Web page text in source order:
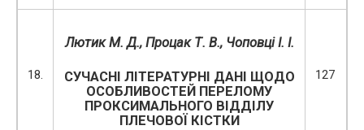
18.
Лютик М. Д., Процак Т. В., Чоповці І. І.
СУЧАСНІ ЛІТЕРАТУРНІ ДАНІ ЩОДО
ОСОБЛИВОСТЕЙ ПЕРЕЛОМУ
ПРОКСИМАЛЬНОГО ВІДДІЛУ
ПЛЕЧОВОЇ КІСТКИ
127